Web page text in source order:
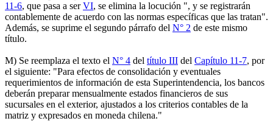
11-6, que pasa a serVI, se elimina la locución ", y se registrarán
contablemente de acuerdo con las normas específicas que las tratan".
Además, se suprime el segundo párrafo del N° 2 de este mismo
título.
M) Se reemplaza el texto el N° 4 del título III del Capítulo 11-7, por
el siguiente: "Para efectos de consolidación y eventuales
requerimientos de información de esta Superintendencia, los bancos
deberán preparar mensualmente estados financieros de sus
sucursales en el exterior, ajustados a los criterios contables de la
matriz y expresados en moneda chilena."